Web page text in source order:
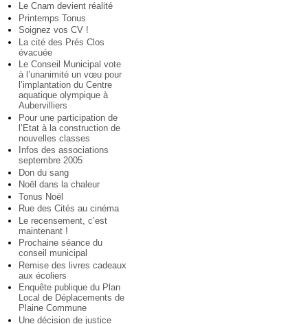
Le Cnam devient réalité
Printemps Tonus
Soignez vos CV !
La cité des Prés Clos
évacuée
Le Conseil Municipal vote
à l’unanimité un vœu pour
l’implantation du Centre
aquatique olympique à
Aubervilliers
Pour une participation de
l’Etat à la construction de
nouvelles classes
Infos des associations
septembre 2005
Don du sang
Noël dans la chaleur
Tonus Noël
Rue des Cités au cinéma
Le recensement, c’est
maintenant !
Prochaine séance du
conseil municipal
Remise des livres cadeaux
aux écoliers
Enquête publique du Plan
Local de Déplacements de
Plaine Commune
Une décision de justice